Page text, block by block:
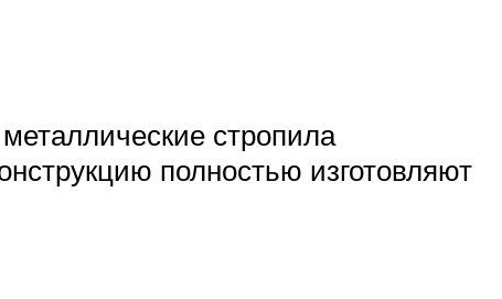
стропила
полностью изготовляют